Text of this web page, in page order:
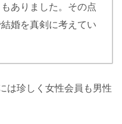
ありました。その点
婚を真剣に考えてい
は珍しく女性会員も男性